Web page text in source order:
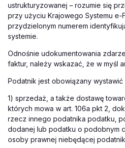
ustrukturyzowanej – rozumie się
przy użyciu Krajowego Systemu e-
przydzielonym numerem
systemie.
Odnośnie udokumentowania
faktur, należy wskazać, że w myśl
Podatnik jest obowiązany
1) sprzedaż, a także dostawę
których mowa w art. 106a pkt 2,
rzecz innego podatnika podatku,
dodanej lub podatku o podobnym
osoby prawnej niebędącej